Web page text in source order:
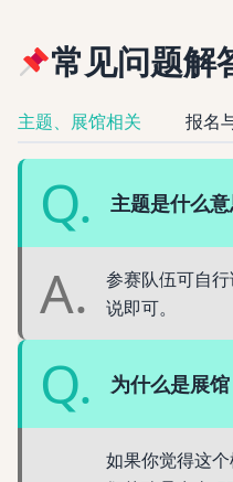
常见问题解
Q. 主题是什么意
A.
参赛队伍可自
说即可。
Q. 为什么是展馆
如果你觉得这
主题、展馆相关 报名